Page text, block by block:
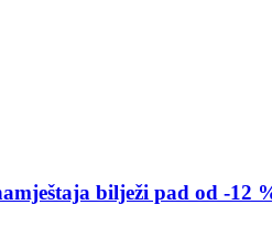
bilježi pad od -12